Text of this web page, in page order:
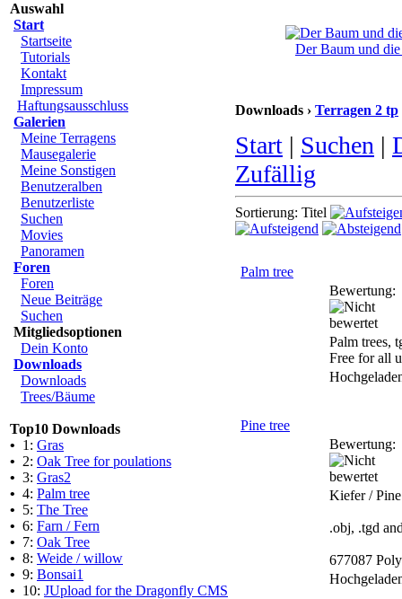
Auswahl
Start
Startseite
Tutorials
Kontakt
Impressum
Haftungsausschluss
Galerien
Meine Terragens
Mausegalerie
Meine Sonstigen
Benutzeralben
Benutzerliste
Suchen
Movies
Panoramen
Foren
Foren
Neue Beiträge
Suchen
Mitgliedsoptionen
Dein Konto
Downloads
Downloads
Trees/Bäume
Top10 Downloads
• 1: Gras
• 2: Oak Tree for poulations
• 3: Gras2
• 4: Palm tree
• 5: The Tree
• 6: Farn / Fern
• 7: Oak Tree
• 8: Weide / willow
• 9: Bonsai1
• 10: JUpload for the Dragonfly CMS
Der Baum und
Downloads › Terragen 2 tp
Start | Suchen |
Zufällig
Sortierung: Titel
Palm tree
Bewertung:
Palm trees,
Free for all
Pine tree
Bewertung:
Kiefer / Pine
.obj, .tgd
677087